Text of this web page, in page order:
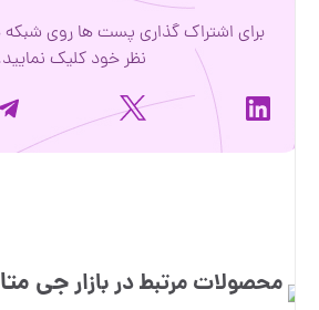
گذاری پست ها روی شبکه های اجتماعی مورد
نظر خود کلیک نمایید.
در بازارجی متاس